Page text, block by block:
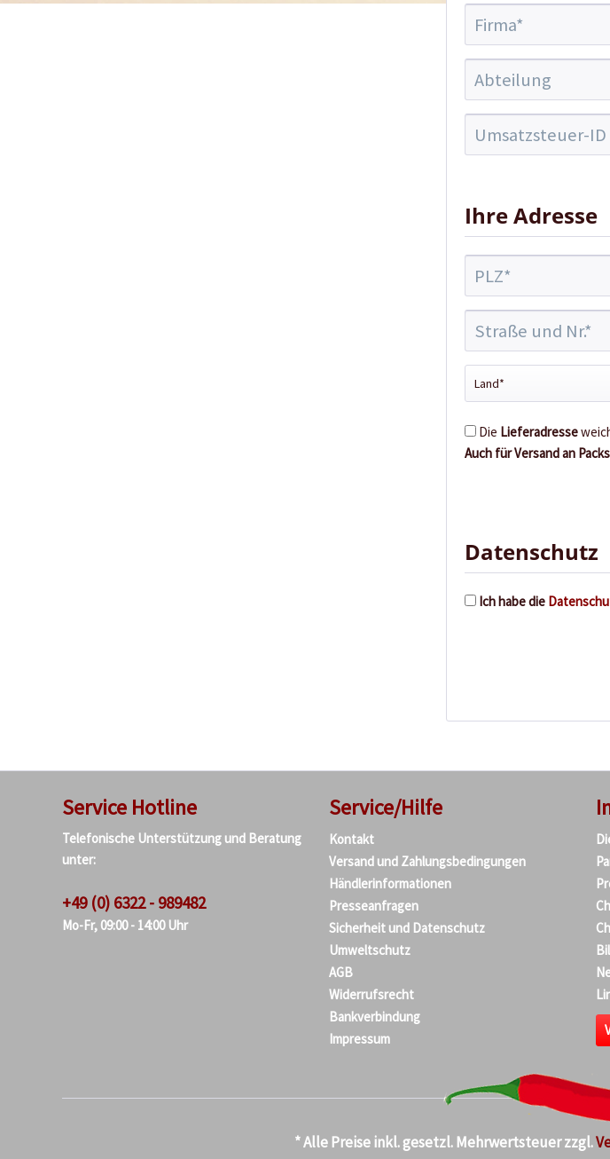
Ihre Adresse
Die Lieferadresse
Auch für Versand an
Datenschutz
Ich habe die
Service Hotline
Telefonische Unterstützung und Beratung
unter:
+49 (0) 6322 - 989482
Mo-Fr, 09:00 - 14:00 Uhr
Service/Hilfe
Kontakt
Versand und Zahlungsbedingungen
Händlerinformationen
Presseanfragen
Sicherheit und Datenschutz
Umweltschutz
AGB
Widerrufsrecht
Bankverbindung
Impressum
* Alle Preise inkl. gesetzl. Mehrwertsteuer zzgl.